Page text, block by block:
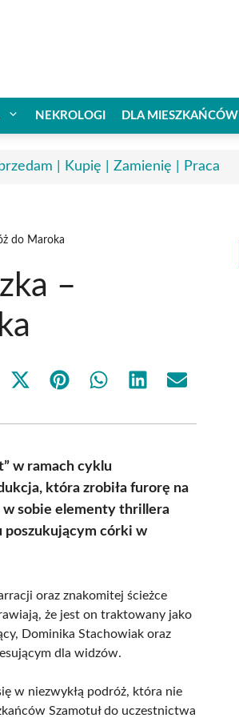
NEKROLOGI DLA MIESZKAŃCÓW
| Kupię | Zamienię | Praca
do Maroka
–
Share
(Twitter)
Share Share Share Share
w ramach cyklu
która zrobiła furorę na
w sobie elementy thrillera
poszukującym córki w
oraz znakomitej ścieżce
że jest on traktowany jako
Dominika Stachowiak oraz
dla widzów.
w niezwykłą podróż, która nie
Szamotuł do uczestnictwa